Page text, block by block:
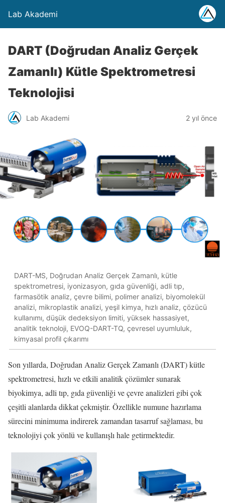
Lab Akademi
DART (Doğrudan Analiz Gerçek
Zamanlı) Kütle Spektrometresi
Teknolojisi
Lab Akademi 2 yıl önce
DART-MS, Doğrudan Analiz Gerçek Zamanlı, kütle
spektrometresi, iyonizasyon, gıda güvenliği, adli tıp,
farmasötik analiz, çevre bilimi, polimer analizi, biyomolekül
analizi, mikroplastik analizi, yeşil kimya, hızlı analiz, çözücü
kullanımı, düşük dedeksiyon limiti, yüksek hassasiyet,
analitik teknoloji, EVOQ-DART-TQ, çevresel uyumluluk,
kimyasal profil çıkarımı
Son yıllarda, Doğrudan Analiz Gerçek Zamanlı (DART) kütle
spektrometresi, hızlı ve etkili analitik çözümler sunarak
biyokimya, adli tıp, gıda güvenliği ve çevre analizleri gibi çok
çeşitli alanlarda dikkat çekmiştir. Özellikle numune hazırlama
sürecini minimuma indirerek zamandan tasarruf sağlaması, bu
teknolojiyi çok yönlü ve kullanışlı hale getirmektedir.